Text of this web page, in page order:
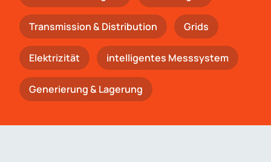
Trans­mis­si­on & Distribution Grids
Elektrizität intelligentes Messsystem
Generierung & Lagerung